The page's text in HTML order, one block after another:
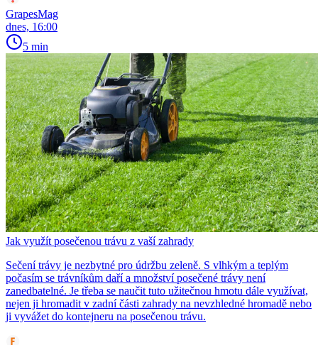
GrapesMag
dnes, 16:00
5 min
Jak využít posečenou trávu z vaší zahrady
Sečení trávy je nezbytné pro údržbu zeleně. S vlhkým a teplým
počasím se trávníkům daří a množství posečené trávy není
zanedbatelné. Je třeba se naučit tuto užitečnou hmotu dále využívat,
nejen ji hromadit v zadní části zahrady na nevzhledné hromadě nebo
ji vyvážet do kontejneru na posečenou trávu.